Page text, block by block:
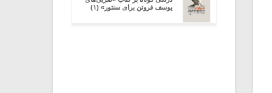
یوسف فروتن برای سنتور» (۱)